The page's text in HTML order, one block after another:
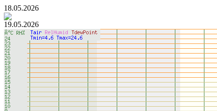
18.05.2026
19.05.2026